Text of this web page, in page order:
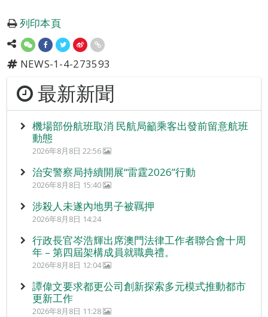
列印本頁
NEWS-1-4-273593
最新新聞
機場部份航班取消 民航局籲乘客出發前留意航班
動態
2026年8月8日 22:56
治安警察局持續開展“雷霆2026”行動
2026年8月8日 15:40
涉殺人未遂內地男子被羈押
2026年8月8日 14:24
行政長官岑浩輝出席澳門法律工作者聯合會十周
年 – 第四屆架構成員就職典禮。
2026年8月8日 12:04
譚偉文要求都更公司創新探索多元模式推動都市
更新工作
2026年8月8日 11:28